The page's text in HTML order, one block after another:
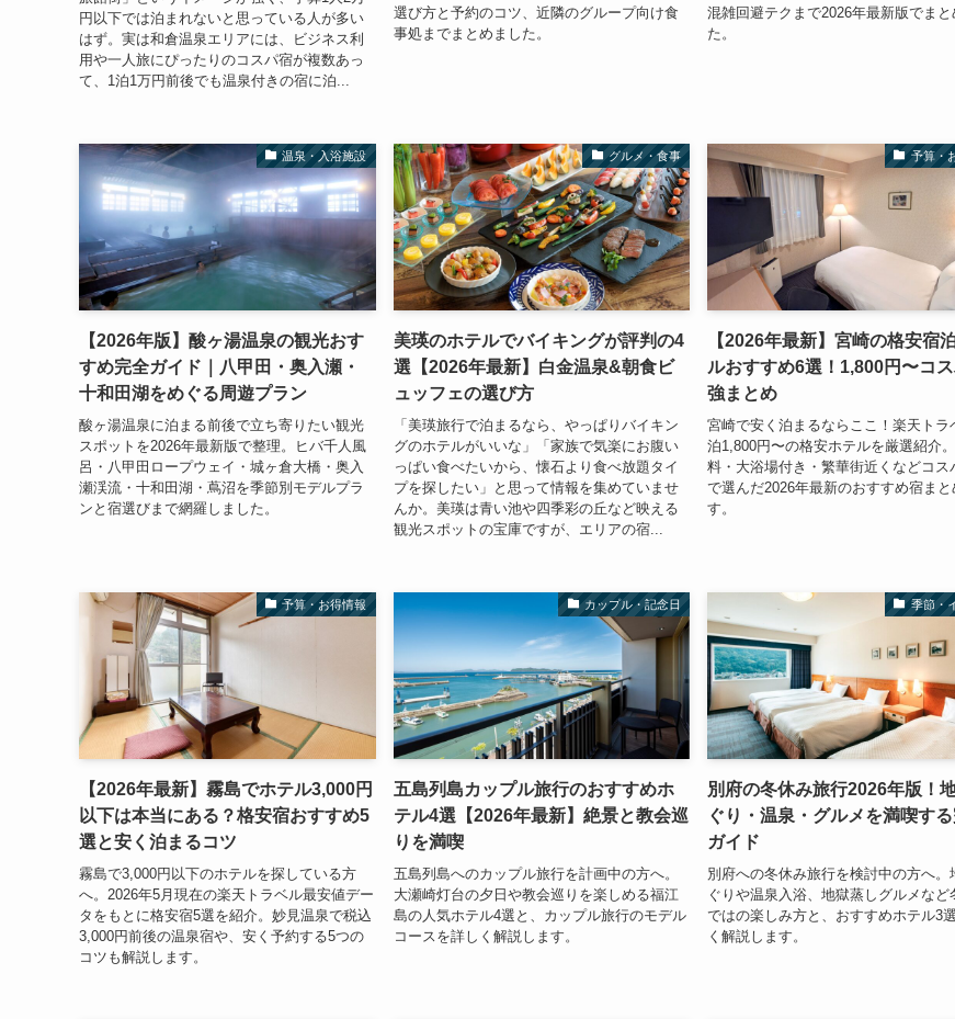
円以下では泊まれないと思っている人が多い
はず。実は和倉温泉エリアには、ビジネス利
用や一人旅にぴったりのコスパ宿が複数あっ
て、1泊1万円前後でも温泉付きの宿に泊...
選び方と予約のコツ、近隣のグループ向け食
事処までまとめました。
混雑回避テクまで2026年最新版でまと
た。
温泉・入浴施設
【2026年版】酸ヶ湯温泉の観光おす
すめ完全ガイド｜八甲田・奥入瀬・
十和田湖をめぐる周遊プラン
酸ヶ湯温泉に泊まる前後で立ち寄りたい観光
スポットを2026年最新版で整理。ヒバ千人風
呂・八甲田ロープウェイ・城ヶ倉大橋・奥入
瀬渓流・十和田湖・蔦沼を季節別モデルプラ
ンと宿選びまで網羅しました。
グルメ・食事
美瑛のホテルでバイキングが評判の4
選【2026年最新】白金温泉&朝食ビ
ュッフェの選び方
「美瑛旅行で泊まるなら、やっぱりバイキン
グのホテルがいいな」「家族で気楽にお腹い
っぱい食べたいから、懐石より食べ放題タイ
プを探したい」と思って情報を集めていませ
んか。美瑛は青い池や四季彩の丘など映える
観光スポットの宝庫ですが、エリアの宿...
予算・
【2026年最新】宮崎の格安宿
ルおすすめ6選！1,800円〜コ
強まとめ
宮崎で安く泊まるならここ！楽天トラ
泊1,800円〜の格安ホテルを厳選紹介
料・大浴場付き・繁華街近くなどコス
で選んだ2026年最新のおすすめ宿まと
す。
予算・お得情報
【2026年最新】霧島でホテル3,000円
以下は本当にある？格安宿おすすめ5
選と安く泊まるコツ
霧島で3,000円以下のホテルを探している方
へ。2026年5月現在の楽天トラベル最安値デー
タをもとに格安宿5選を紹介。妙見温泉で税込
3,000円前後の温泉宿や、安く予約する5つの
コツも解説します。
カップル・記念日
五島列島カップル旅行のおすすめホ
テル4選【2026年最新】絶景と教会巡
りを満喫
五島列島へのカップル旅行を計画中の方へ。
大瀬崎灯台の夕日や教会巡りを楽しめる福江
島の人気ホテル4選と、カップル旅行のモデル
コースを詳しく解説します。
季節・
別府の冬休み旅行2026年版！
ぐり・温泉・グルメを満喫す
ガイド
別府への冬休み旅行を検討中の方へ。
ぐりや温泉入浴、地獄蒸しグルメなど
ではの楽しみ方と、おすすめホテル3
く解説します。